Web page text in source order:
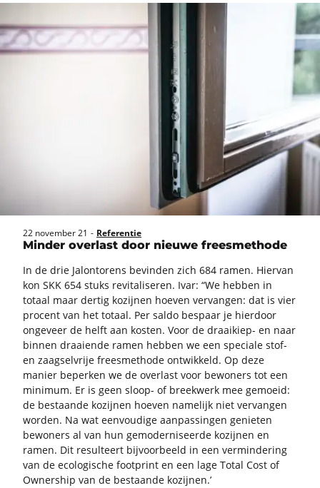
22 november 21 - Referentie
Minder overlast door nieuwe freesmethode
In de drie Jalon­to­rens be­vin­den zich 684 ramen. Hier­van
kon SKK 654 stuks re­vi­ta­li­se­ren. Ivar: “We heb­ben in
to­taal maar der­tig ko­zij­nen hoe­ven ver­van­gen: dat is vier
pro­cent van het to­taal. Per saldo be­spaar je hier­door
on­ge­veer de helft aan kos­ten. Voor de draaikiep-​ en naar
bin­nen draai­en­de ramen heb­ben we een spe­ci­a­le stof-
en zaag­sel­vrije frees­me­tho­de ont­wik­keld. Op deze
ma­nier be­per­ken we de over­last voor be­wo­ners tot een
mi­ni­mum. Er is geen sloop-​ of breek­werk mee ge­moeid:
de be­staan­de ko­zij­nen hoe­ven na­me­lijk niet ver­van­gen
wor­den. Na wat een­vou­di­ge aan­pas­sin­gen ge­nie­ten
be­wo­ners al van hun ge­mo­der­ni­seer­de ko­zij­nen en
ramen. Dit re­sul­teert bij­voor­beeld in een ver­min­de­ring
van de eco­lo­gi­sche foot­print en een lage Total Cost of
Ow­ner­ship van de be­staan­de ko­zij­nen.’